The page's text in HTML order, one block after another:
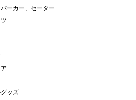
ーカー、セーター
ッズ